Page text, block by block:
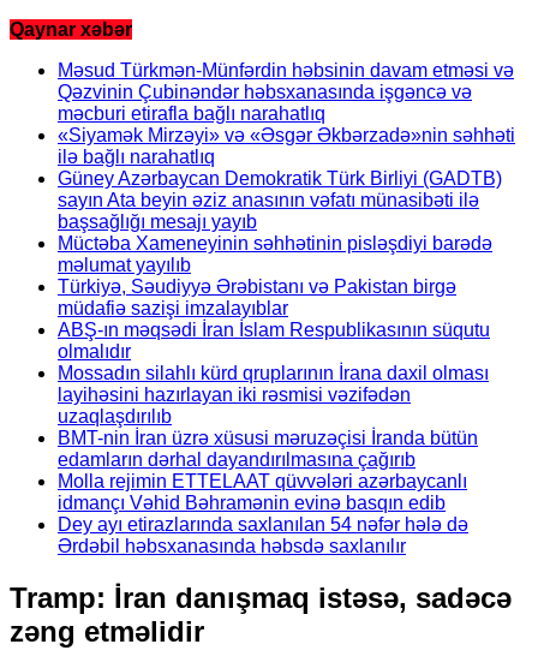
Qaynar xəbər
Məsud Türkmən-Münfərdin həbsinin davam etməsi və
Qəzvinin Çubinəndər həbsxanasında işgəncə və
məcburi etirafla bağlı narahatlıq
«Siyamək Mirzəyi» və «Əsgər Əkbərzadə»nin səhhəti
ilə bağlı narahatlıq
Güney Azərbaycan Demokratik Türk Birliyi (GADTB)
sayın Ata beyin əziz anasının vəfatı münasibəti ilə
başsağlığı mesajı yayıb
Müctəba Xameneyinin səhhətinin pisləşdiyi barədə
məlumat yayılıb
Türkiyə, Səudiyyə Ərəbistanı və Pakistan birgə
müdafiə sazişi imzalayıblar
ABŞ-ın məqsədi İran İslam Respublikasının süqutu
olmalıdır
Mossadın silahlı kürd qruplarının İrana daxil olması
layihəsini hazırlayan iki rəsmisi vəzifədən
uzaqlaşdırılıb
BMT-nin İran üzrə xüsusi məruzəçisi İranda bütün
edamların dərhal dayandırılmasına çağırıb
Molla rejimin ETTELAAT qüvvələri azərbaycanlı
idmançı Vəhid Bəhramənin evinə basqın edib
Dey ayı etirazlarında saxlanılan 54 nəfər hələ də
Ərdəbil həbsxanasında həbsdə saxlanılır
Tramp: İran danışmaq istəsə, sadəcə
zəng etməlidir